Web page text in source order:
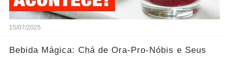
15/07/2025
Bebida Mágica: Chá de Ora-Pro-Nóbis e Seus